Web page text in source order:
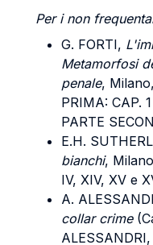
Per i non
G. FORTI,
Metamorfosi
penale,
PRIMA: CAP.
PARTE
E.H.
bianchi,
IV, XIV, XV e
A.
collar crime
ALESSANDRI,